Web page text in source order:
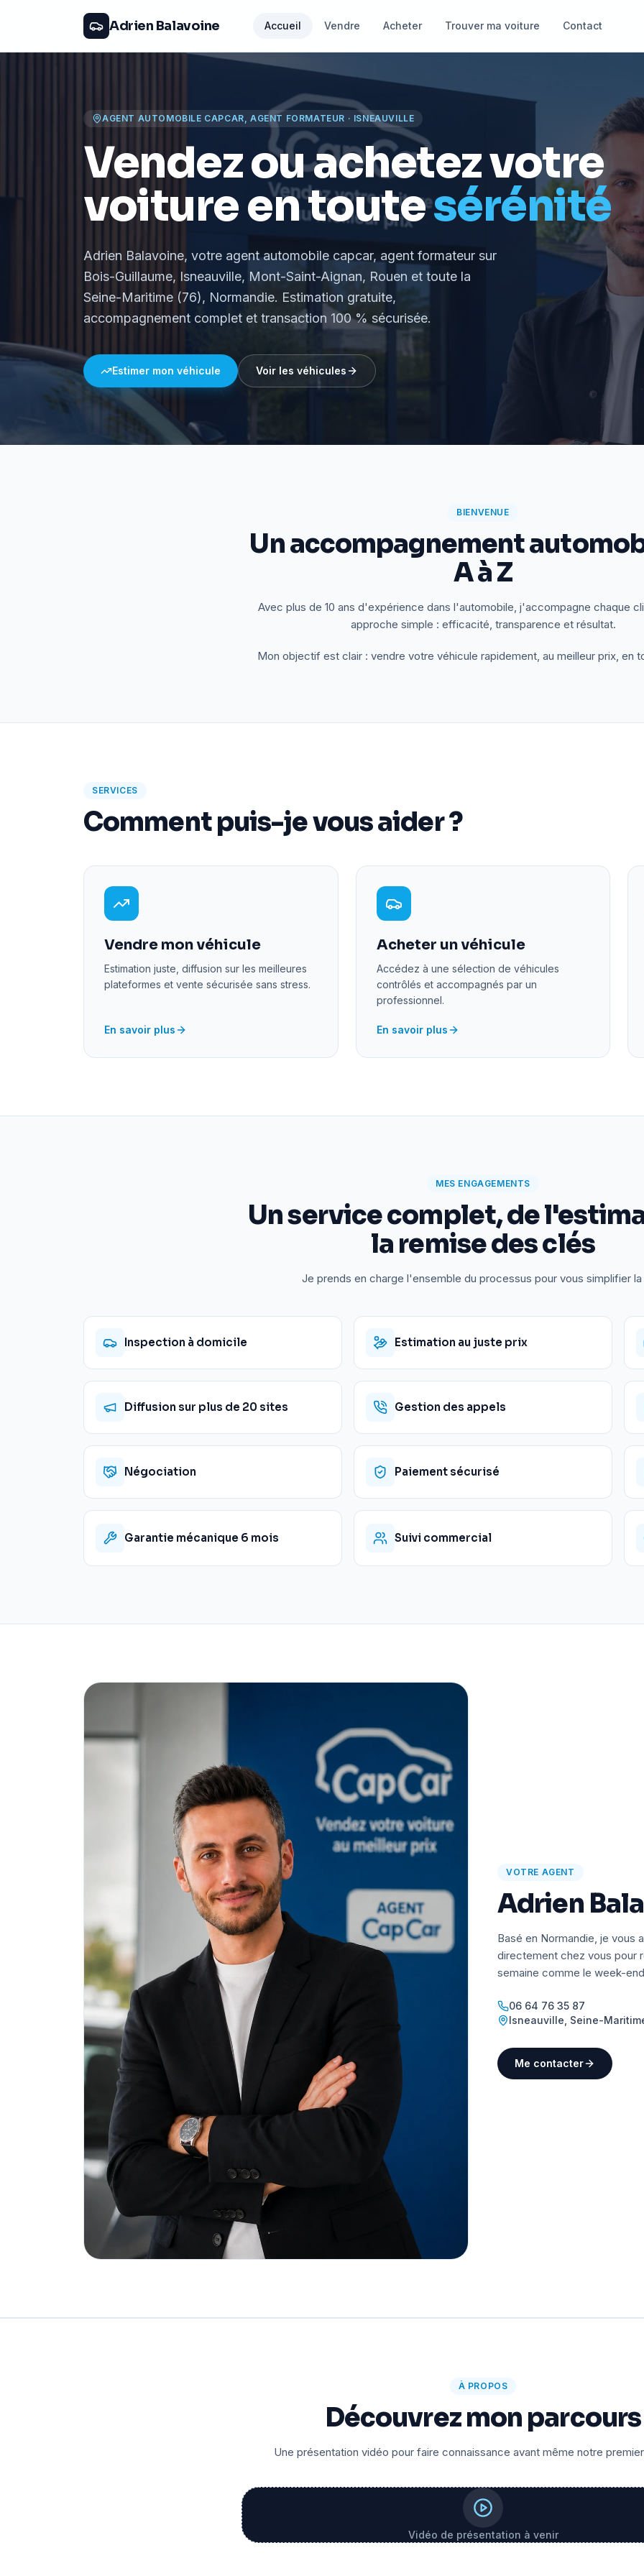
Adrien Balavoine Accueil Vendre Acheter Trouver ma voiture Contact
AGENT AUTOMOBILE CAPCAR, AGENT FORMATEUR · ISNEAUVILLE
Vendez ou achetez votre
voiture en toutesérénité
Adrien Balavoine, votre agent automobile capcar, agent formateur sur
Bois-Guillaume, Isneauville, Mont-Saint-Aignan, Rouen et toute la
Seine-Maritime (76), Normandie. Estimation gratuite,
accompagnement complet et transaction 100 % sécurisée.
Estimer mon véhicule Voir les véhicules
BIENVENUE
Un accompagnement
A à Z
Avec plus de 10 ans d'expérience dans l'automobile, j'accompagne chaque
approche simple : efficacité, transparence et résultat.
Mon objectif est clair : vendre votre véhicule rapidement, au meilleur prix, en
SERVICES
Comment puis-je vous aider ?
Vendre mon véhicule
Estimation juste, diffusion sur les meilleures
plateformes et vente sécurisée sans stress.
En savoir plus
Acheter un véhicule
Accédez à une sélection de véhicules
contrôlés et accompagnés par un
professionnel.
En savoir plus
MES ENGAGEMENTS
Un service complet, de
la remise des clés
Je prends en charge l'ensemble du processus pour vous simplifier la
Inspection à domicile Estimation au juste prix
Diffusion sur plus de 20 sites Gestion des appels
Négociation Paiement sécurisé
Garantie mécanique 6 mois Suivi commercial
VOTRE AGENT
Adrien
Basé en Normandie, je vous
directement chez vous pour
semaine comme le week-
06 64 76 35 87
Isneauville Seine-
Me contacter
À PROPOS
Découvrez mon parcours
Une présentation vidéo pour faire connaissance avant même notre
Vidéo de présentation à venir